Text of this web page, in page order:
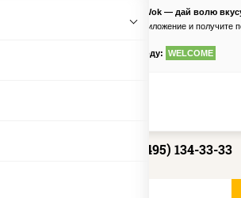
PizzaSushiWok — дай волю
Скачайте приложение и получите
по промокоду: WELCOME
+7 (495) 134-33-33